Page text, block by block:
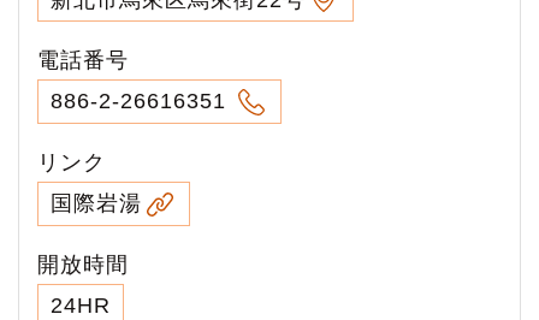
電話番号
886-2-26616351
リンク
国際岩湯
開放時間
24HR